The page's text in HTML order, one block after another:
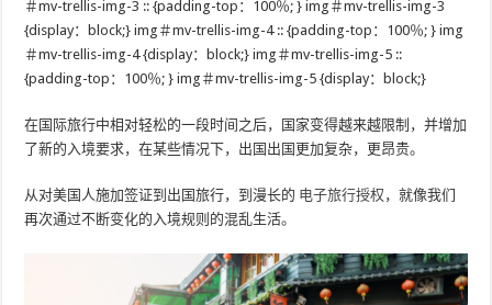
＃mv-trellis-img-3 :: {padding-top：100％; } img＃mv-trellis-img-3
{display：block;} img＃mv-trellis-img-4 :: {padding-top：100％; } img
＃mv-trellis-img-4 {display：block;} img＃mv-trellis-img-5 ::
{padding-top：100％; } img＃mv-trellis-img-5 {display：block;}
在国际旅行中相对轻松的一段时间之后，国家变得越来越限制，并增加
了新的入境要求，在某些情况下，出国出国更加复杂，更昂贵。
从对美国人施加签证到出国旅行，到漫长的 电子旅行授权 ，就像我们
再次通过不断变化的入境规则的混乱生活。